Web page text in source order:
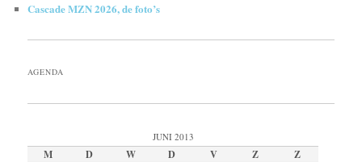
Cascade MZN 2026, de foto’s
AGENDA
JUNI 2013
M D W D V Z
Z